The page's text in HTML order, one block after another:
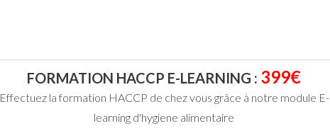
FORMATION HACCP E-LEARNING : 399€
Effectuez la formation HACCP de chez vous grâce à notre module E-
learning d'hygiene alimentaire